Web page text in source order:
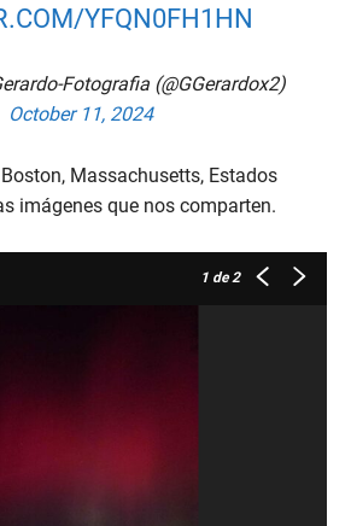
YFQN0FH1HN
Fotografia (@GGerardox2)
October 11, 2024
Massachusetts, Estados
imágenes que nos comparten.
1 de 2